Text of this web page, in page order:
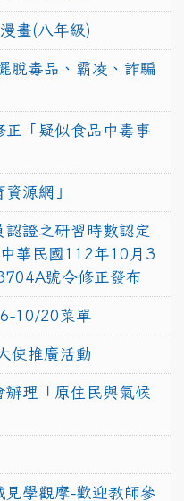
畫(八年級)
脫毒品、霸凌、詐騙
正「疑似食品中毒事
源網」
認證之研習時數認定
華民國112年10月3
號令修正發布
10/20菜單
使推廣活動
辦理「原住民與氣候
學觀摩-歡迎教師參